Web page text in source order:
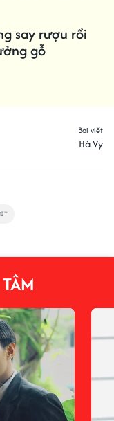
say rượu rồi
gỗ
Bài viết
Hà Vy